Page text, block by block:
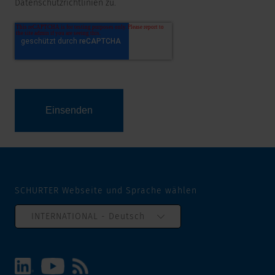
Datenschutzrichtlinien zu.
SCHURTER Webseite und Sprache wählen
INTERNATIONAL - Deutsch